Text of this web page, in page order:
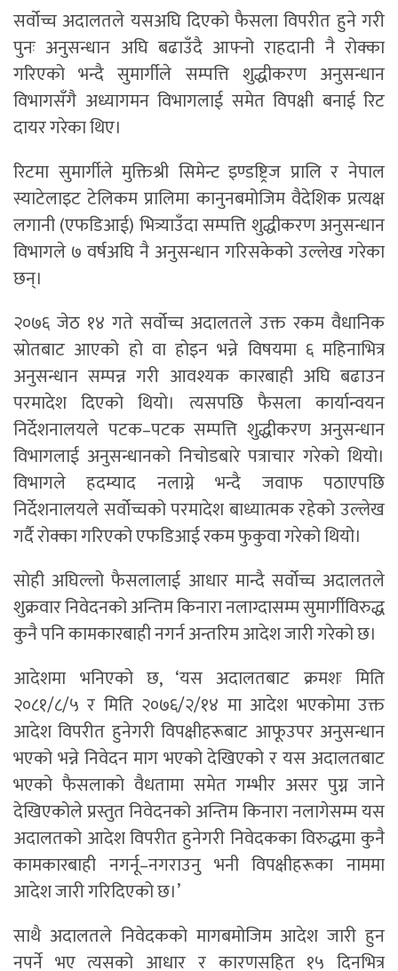
सर्वोच्च अदालतले यसअघि दिएको फैसला विपरीत हुने गरी
पुनः अनुसन्धान अघि बढाउँदै आफ्नो राहदानी नै रोक्का
गरिएको भन्दै सुमार्गीले सम्पत्ति शुद्धीकरण अनुसन्धान
विभागसँगै अध्यागमन विभागलाई समेत विपक्षी बनाई रिट
दायर गरेका थिए।
रिटमा सुमार्गीले मुक्तिश्री सिमेन्ट इण्डष्ट्रिज प्रालि र नेपाल
स्याटेलाइट टेलिकम प्रालिमा कानुनबमोजिम वैदेशिक प्रत्यक्ष
लगानी (एफडिआई) भित्र्याउँदा सम्पत्ति शुद्धीकरण अनुसन्धान
विभागले ७ वर्षअघि नै अनुसन्धान गरिसकेको उल्लेख गरेका
छन्।
२०७६ जेठ १४ गते सर्वोच्च अदालतले उक्त रकम वैधानिक
स्रोतबाट आएको हो वा होइन भन्ने विषयमा ६ महिनाभित्र
अनुसन्धान सम्पन्न गरी आवश्यक कारबाही अघि बढाउन
परमादेश दिएको थियो। त्यसपछि फैसला कार्यान्वयन
निर्देशनालयले पटक–पटक सम्पत्ति शुद्धीकरण अनुसन्धान
विभागलाई अनुसन्धानको निचोडबारे पत्राचार गरेको थियो।
विभागले हदम्याद नलाग्ने भन्दै जवाफ पठाएपछि
निर्देशनालयले सर्वोच्चको परमादेश बाध्यात्मक रहेको उल्लेख
गर्दै रोक्का गरिएको एफडिआई रकम फुकुवा गरेको थियो।
सोही अघिल्लो फैसलालाई आधार मान्दै सर्वोच्च अदालतले
शुक्रवार निवेदनको अन्तिम किनारा नलाग्दासम्म सुमार्गीविरुद्ध
कुनै पनि कामकारबाही नगर्न अन्तरिम आदेश जारी गरेको छ।
आदेशमा भनिएको छ, ‘यस अदालतबाट क्रमशः मिति
२०८१/८/५ र मिति २०७६/२/१४ मा आदेश भएकोमा उक्त
आदेश विपरीत हुनेगरी विपक्षीहरूबाट आफूउपर अनुसन्धान
भएको भन्ने निवेदन माग भएको देखिएको र यस अदालतबाट
भएको फैसलाको वैधतामा समेत गम्भीर असर पुग्न जाने
देखिएकोले प्रस्तुत निवेदनको अन्तिम किनारा नलागेसम्म यस
अदालतको आदेश विपरीत हुनेगरी निवेदकका विरुद्धमा कुनै
कामकारबाही नगर्नू–नगराउनु भनी विपक्षीहरूका नाममा
आदेश जारी गरिदिएको छ।’
साथै अदालतले निवेदकको मागबमोजिम आदेश जारी हुन
नपर्ने भए त्यसको आधार र कारणसहित १५ दिनभित्र